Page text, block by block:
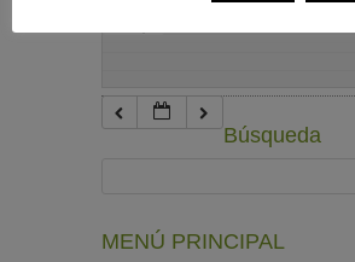
Búsqueda
MENÚ PRINCIPAL